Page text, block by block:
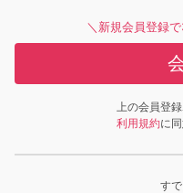
＼新規会員登録
上の会員登
利用規約に
す